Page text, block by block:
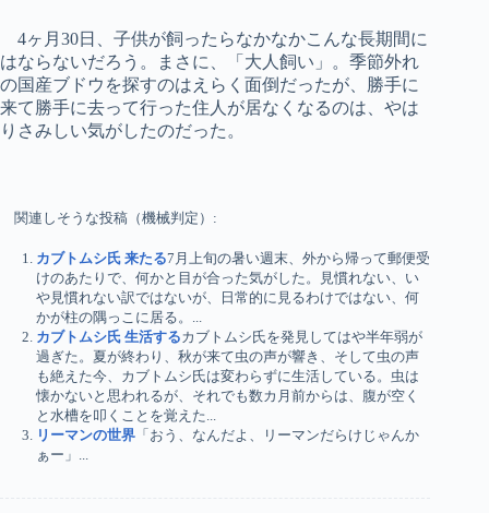
4ヶ月30日、子供が飼ったらなかなかこんな長期間に
はならないだろう。まさに、「大人飼い」。季節外れ
の国産ブドウを探すのはえらく面倒だったが、勝手に
来て勝手に去って行った住人が居なくなるのは、やは
りさみしい気がしたのだった。
関連しそうな投稿（機械判定）:
カブトムシ氏 来たる7月上旬の暑い週末、外から帰って郵便受
けのあたりで、何かと目が合った気がした。見慣れない、い
や見慣れない訳ではないが、日常的に見るわけではない、何
かが柱の隅っこに居る。...
カブトムシ氏 生活するカブトムシ氏を発見してはや半年弱が
過ぎた。夏が終わり、秋が来て虫の声が響き、そして虫の声
も絶えた今、カブトムシ氏は変わらずに生活している。虫は
懐かないと思われるが、それでも数カ月前からは、腹が空く
と水槽を叩くことを覚えた...
リーマンの世界「おう、なんだよ、リーマンだらけじゃんか
ぁー」...